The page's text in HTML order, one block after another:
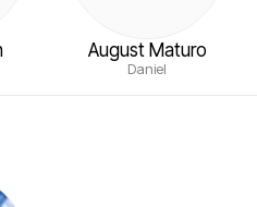
August Maturo
Daniel